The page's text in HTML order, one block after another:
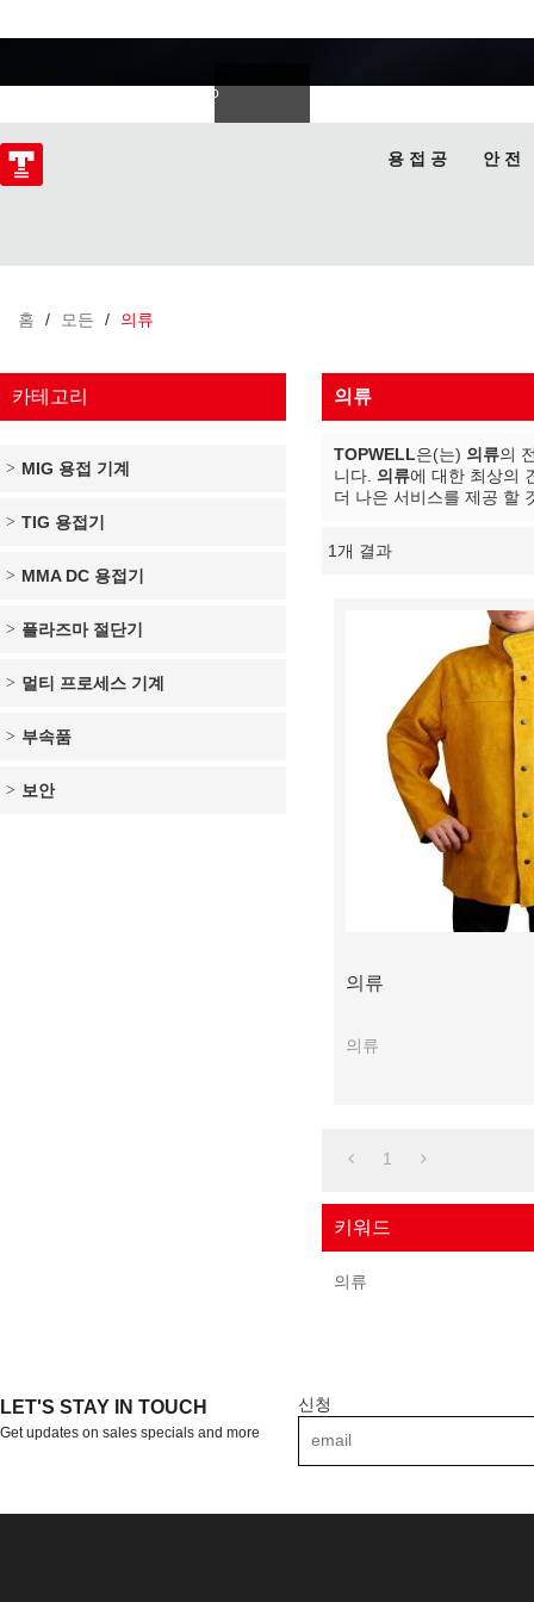
Italiano
용 접 공 안 전
홈 / 모든 / 의류
카테고리
MIG 용접 기계
TIG 용접기
MMA DC 용접기
플라즈마 절단기
멀티 프로세스 기계
부속품
보안
의류
TOPWELL은(는) 의류의
니다. 의류에 대한 최상의
더 나은 서비스를 제공 할
1개 결과
의류
의류
1
키워드
의류
LET'S STAY IN TOUCH
Get updates on sales specials and more
신청